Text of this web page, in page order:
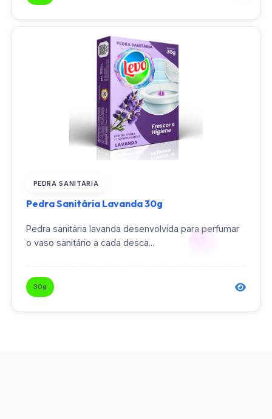
PEDRA SANITÁRIA
Pedra Sanitária Lavanda 30g
Pedra sanitária lavanda desenvolvida para perfumar
o vaso sanitário a cada desca...
30g